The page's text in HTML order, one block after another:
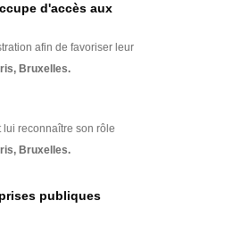
d'accès aux
afin de favoriser leur
Bruxelles.
reconnaître son rôle
Bruxelles.
publiques